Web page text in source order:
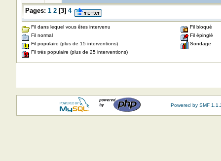
Pages: 1 2[3] 4
Fil dans lequel vous êtes intervenu
Fil normal
Fil populaire (plus de 15 interventions)
Fil très populaire (plus de 25 interventions)
Fil bloqué
Fil épinglé
Sondage
Powered by SMF